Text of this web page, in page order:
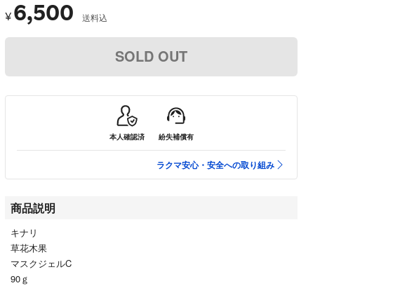
¥ 6,500 送料込
SOLD OUT
本人確認済 紛失補償有
ラクマ安心・安全への取り組み
商品説明
キナリ
草花木果
マスクジェルC
90ｇ